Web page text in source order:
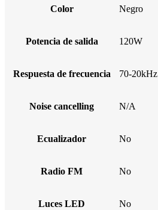
Color Negro
Potencia de salida 120W
Respuesta de frecuencia 70-20kHz
Noise cancelling N/A
Ecualizador No
Radio FM No
Luces LED No